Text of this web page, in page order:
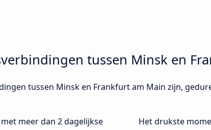
tussen Minsk en
tussen Minsk en Frankfurt am Main zijn,
meer dan 2 dagelijkse
Het drukste